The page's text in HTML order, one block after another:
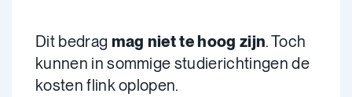
Dit bedrag mag niet te hoog zijn. Toch
kunnen in sommige studierichtingen de
kosten flink oplopen.